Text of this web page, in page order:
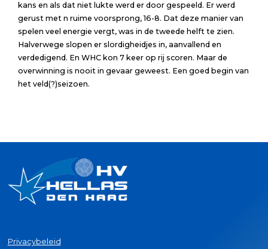
kans en als dat niet lukte werd er door gespeeld. Er werd
gerust met n ruime voorsprong, 16-8. Dat deze manier van
spelen veel energie vergt, was in de tweede helft te zien.
Halverwege slopen er slordigheidjes in, aanvallend en
verdedigend. En WHC kon 7 keer op rij scoren. Maar de
overwinning is nooit in gevaar geweest. Een goed begin van
het veld(?)seizoen.
Privacybeleid